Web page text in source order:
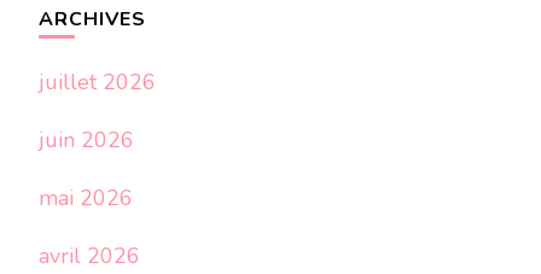
ARCHIVES
juillet 2026
juin 2026
mai 2026
avril 2026